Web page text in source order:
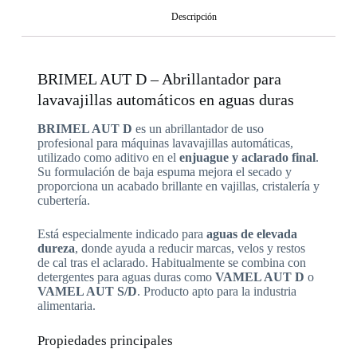
Descripción
BRIMEL AUT D – Abrillantador para
lavavajillas automáticos en aguas duras
BRIMEL AUT D es un abrillantador de uso
profesional para máquinas lavavajillas automáticas,
utilizado como aditivo en el enjuague y aclarado final.
Su formulación de baja espuma mejora el secado y
proporciona un acabado brillante en vajillas, cristalería y
cubertería.
Está especialmente indicado para aguas de elevada
dureza, donde ayuda a reducir marcas, velos y restos
de cal tras el aclarado. Habitualmente se combina con
detergentes para aguas duras como VAMEL AUT D o
VAMEL AUT S/D. Producto apto para la industria
alimentaria.
Propiedades principales